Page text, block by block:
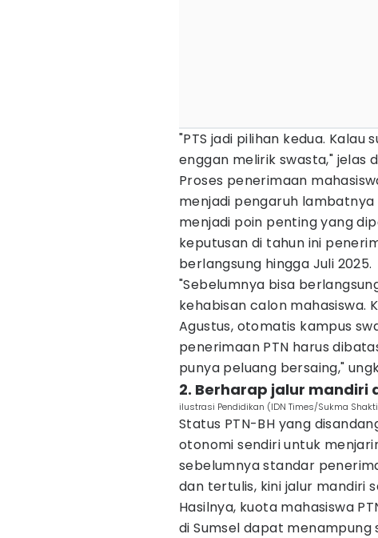
"PTS jadi pilihan kedua. Kalau
enggan melirik swasta," jelas
Proses penerimaan
menjadi pengaruh lambatnya
menjadi poin penting yang
keputusan di tahun ini
berlangsung hingga Juli 2025.
"Sebelumnya bisa
kehabisan calon mahasiswa.
Agustus, otomatis kampus
penerimaan PTN harus
punya peluang bersaing,"
2. Berharap jalur mandiri
ilustrasi Pendidikan (IDN Times/Sukma
Status PTN-BH yang
otonomi sendiri untuk
sebelumnya standar
dan tertulis, kini jalur mandiri
Hasilnya, kuota mahasiswa
di Sumsel dapat